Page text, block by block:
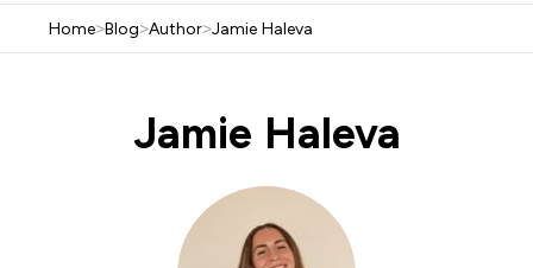
Home>Blog>Author>Jamie Haleva
Jamie Haleva